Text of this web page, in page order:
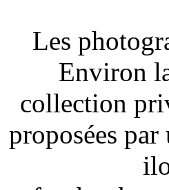
Les
Environ
collection
proposées